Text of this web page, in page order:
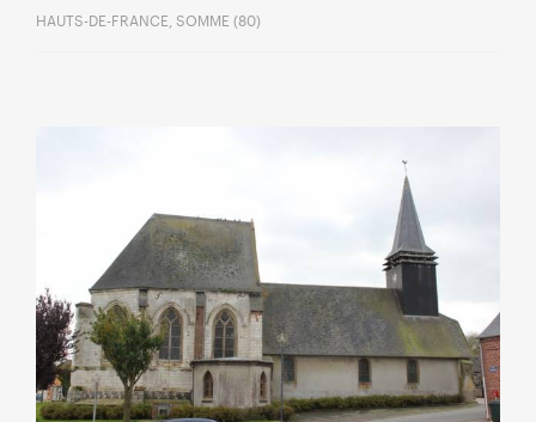
HAUTS-DE-FRANCE, SOMME (80)